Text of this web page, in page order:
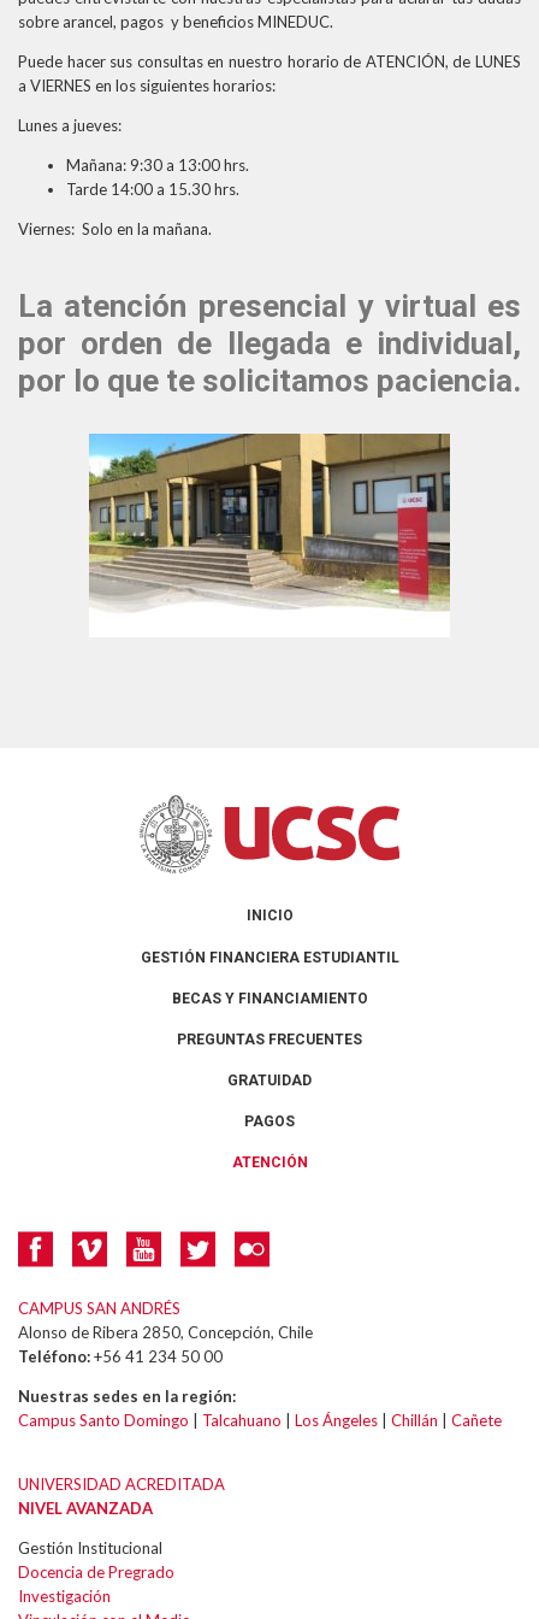
sobre arancel, pagos y beneficios MINEDUC.
Puede hacer sus consultas en nuestro horario de ATENCIÓN, de LUNES
a VIERNES en los siguientes horarios:
Lunes a jueves:
Mañana: 9:30 a 13:00 hrs.
Tarde 14:00 a 15.30 hrs.
Viernes: Solo en la mañana.
La atención presencial y virtual es
por orden de llegada e individual,
por lo que te solicitamos paciencia.
INICIO
GESTIÓN FINANCIERA ESTUDIANTIL
BECAS Y FINANCIAMIENTO
PREGUNTAS FRECUENTES
GRATUIDAD
PAGOS
ATENCIÓN
CAMPUS SAN ANDRÉS
Alonso de Ribera 2850, Concepción, Chile
Teléfono:+56 41 234 50 00
Nuestras sedes en la región:
Campus Santo Domingo
Talcahuano Los Ángeles Chillán Cañete
UNIVERSIDAD ACREDITADA
NIVEL AVANZADA
Gestión Institucional
Docencia de Pregrado
Investigación